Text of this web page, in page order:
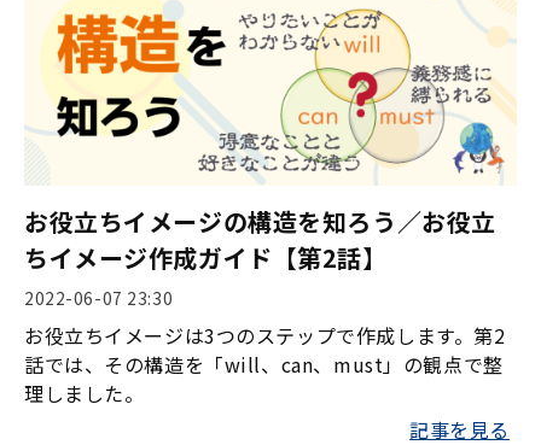
お役立ちイメージの構造を知ろう／お役立
ちイメージ作成ガイド【第2話】
2022-06-07 23:30
お役立ちイメージは3つのステップで作成します。第2
話では、その構造を「will、can、must」の観点で整
理しました。
記事を見る